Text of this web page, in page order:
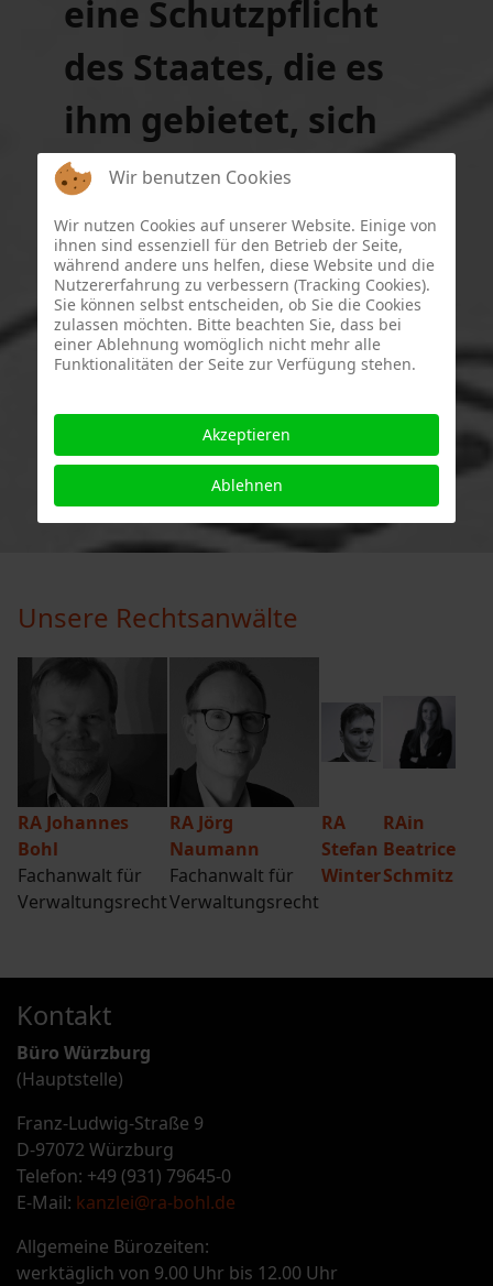
eine Schutzpflicht
des Staates, die es
ihm gebietet, sich
schützend und
fördernd vor das
Leben jedes
Einzelnen zu
stellen."
Bundesverfassungsgericht, Urteil vom 25.
Februar 1975 – 1 BvF 1/74 –, Rn. 153
Unsere Rechtsanwälte
RA Johannes
Bohl
Fachanwalt für
Verwaltungsrecht
RA Jörg
Naumann
Fachanwalt für
Verwaltungsrecht
RA
Stefan
Winter
RAin
Beatrice
Schmitz
Kontakt
Büro Würzburg
(Hauptstelle)
Franz-Ludwig-Straße 9
D-97072 Würzburg
Telefon: +49 (931) 79645-0
E-Mail: kanzlei@ra-bohl.de
Allgemeine Bürozeiten:
werktäglich von 9.00 Uhr bis 12.00 Uhr
Wir benutzen Cookies
Wir nutzen Cookies auf unserer Website. Einige von
ihnen sind essenziell für den Betrieb der Seite,
während andere uns helfen, diese Website und die
Nutzererfahrung zu verbessern (Tracking Cookies).
Sie können selbst entscheiden, ob Sie die Cookies
zulassen möchten. Bitte beachten Sie, dass bei
einer Ablehnung womöglich nicht mehr alle
Funktionalitäten der Seite zur Verfügung stehen.
Akzeptieren
Ablehnen